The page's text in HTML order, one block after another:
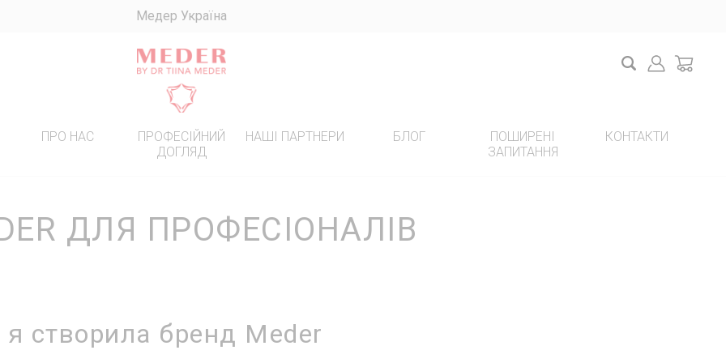
Медер Україна
БАЗОВИЙ ДОГЛЯД ПРИ
ЗМОРШКАМИ
ПРО НАС
ПРОФЕСІЙНИЙ
ДОГЛЯД
НАШІ ПАРТНЕРИ БЛОГ
ПОШИРЕНІ
ЗАПИТАННЯ
КОНТАКТИ
SearchLogin
ДЛЯ ПРОФЕСІОНАЛІВ
створила бренд Meder